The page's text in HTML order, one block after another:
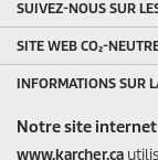
Notre site
www.karcher.ca
SUIVEZ-NOUS SUR
SITE WEB CO₂-
INFORMATIONS SUR
MODES DE PAIEMENT